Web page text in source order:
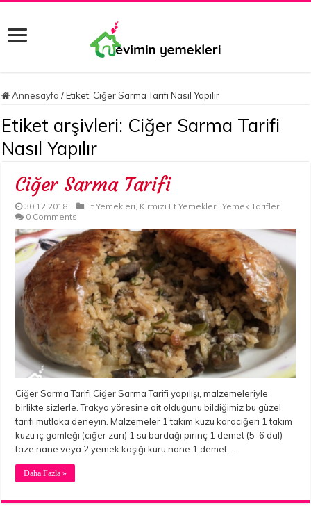
Annesayfa / Etiket: Ciğer Sarma Tarifi Nasıl Yapılır
Etiket arşivleri: Ciğer Sarma Tarifi
Nasıl Yapılır
Ciğer Sarma Tarifi
30.12.2018 Et Yemekleri, Kırmızı Et Yemekleri,Yemek Tarifleri
0 Comments
Ciğer Sarma Tarifi Ciğer Sarma Tarifi yapılışı, malzemeleriyle
birlikte sizlerle. Trakya yöresine ait olduğunu bildiğimiz bu güzel
tarifi mutlaka deneyin. Malzemeler 1 takım kuzu karaciğeri 1 takım
kuzu iç gömleği (ciğer zarı) 1 su bardağı pirinç 1 demet (5-6 dal)
taze nane veya 2 yemek kaşığı kuru nane 1 demet …
Daha Fazla »